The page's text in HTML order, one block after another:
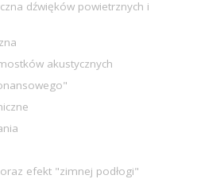
dźwięków powietrznych i
akustycznych
efekt "zimnej podłogi"